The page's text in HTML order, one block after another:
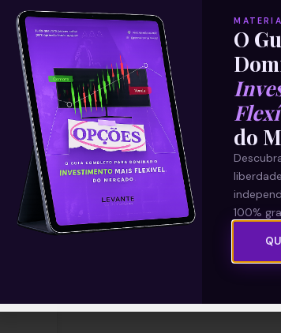
O
do
100%